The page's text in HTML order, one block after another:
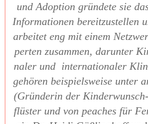
und Adop­ti­on grün­de­te sie
Infor­ma­tio­nen bereit­zu­stel­len
arbei­tet eng mit einem
per­ten zusam­men, dar­un­ter
na­ler und inter­na­tio­na­ler
gehö­ren bei­spiels­wei­se unter
(Grün­de­rin der
flüs­ter und von pea­ches für